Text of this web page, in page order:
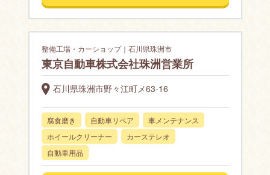
整備工場・カーショップ｜石川県珠洲市
東京自動車株式会社珠洲営業所
石川県珠洲市野々江町メ63-16
腐食磨き 自動車リペア
車メンテナンス
ホイールクリーナー
カーステレオ
自動車用品